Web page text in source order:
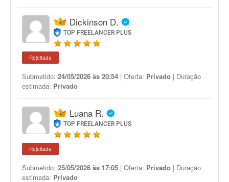
Dickinson D.
TOP FREELANCER PLUS
Rejeitada
Submetido: 24/05/2026 às 20:54 | Oferta: Privado | Duração
estimada: Privado
Luana R.
TOP FREELANCER PLUS
Rejeitada
Submetido: 25/05/2026 às 17:05 | Oferta: Privado | Duração
estimada: Privado